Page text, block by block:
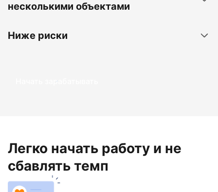
несколькими объектами
Ниже риски
Начать зарабатывать
Легко начать работу и не
сбавлять темп